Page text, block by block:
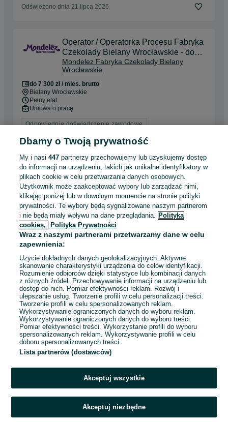
Odświeżono dnia 21 lipca 2026
Operator / Operatorka Procesu Fabryka
Czekolady Bielany Wrocławskie - do
7300 zł brutto!!!
Mondelez Fabryka Czekolady Bielany
Wrocławskie
do 7 300 zł / mies. brutto
Bielany Wrocławskie
Pełny etat
Umowa o pracę
Odpowiednie doświadczenie zawodowe
Miejsce pracy: W siedzibie firmy
Odświeżono dnia 03 sierpnia 2026
Pracownik działu przygotowania produkcji
Przedsiębiorstwo HAK Sp. z o.o.
Wrocław, Fabryczna
Pełny etat
Umowa o pracę
Odpowiednie doświadczenie zawodowe
Miejsce pracy: W siedzibie firmy
Pracownicy z Ukrainy: 🇺🇦 Запрошуємо людей з України
(Zapraszamy pracowników z Ukrainy)
Odświeżono dnia 06 sierpnia 2026
Strona główna Praca Prace magazynowe
KATEGORIA
Dbamy o Twoją prywatność
My i nasi447 partnerzy przechowujemy lub uzyskujemy dostęp
do informacji na urządzeniu, takich jak unikalne identyfikatory w
plikach cookie w celu przetwarzania danych osobowych.
Użytkownik może zaakceptować wybory lub zarządzać nimi,
klikając poniżej lub w dowolnym momencie na stronie polityki
prywatności. Te wybory będą sygnalizowane naszym partnerom
i nie będą miały wpływu na dane przeglądania. Polityka
cookies,
Polityka Prywatności
Wraz z naszymi partnerami przetwarzamy dane w celu
zapewnienia:
Użycie dokładnych danych geolokalizacyjnych. Aktywne
skanowanie charakterystyki urządzenia do celów identyfikacji.
Rozumienie odbiorców dzięki statystyce lub kombinacji danych
z różnych źródeł. Przechowywanie informacji na urządzeniu lub
dostęp do nich. Pomiar efektywności reklam. Rozwój i
ulepszanie usług. Tworzenie profili w celu personalizacji treści.
Tworzenie profili w celu spersonalizowanych reklam.
Wykorzystywanie ograniczonych danych do wyboru reklam.
Wykorzystywanie ograniczonych danych do wyboru treści.
Pomiar efektywności treści. Wykorzystanie profili do wyboru
spersonalizowanych reklam. Wykorzystywanie profili w celu
doboru spersonalizowanych treści.
Lista partnerów (dostawców)
Akceptuj wszystkie
Akceptuj niezbędne